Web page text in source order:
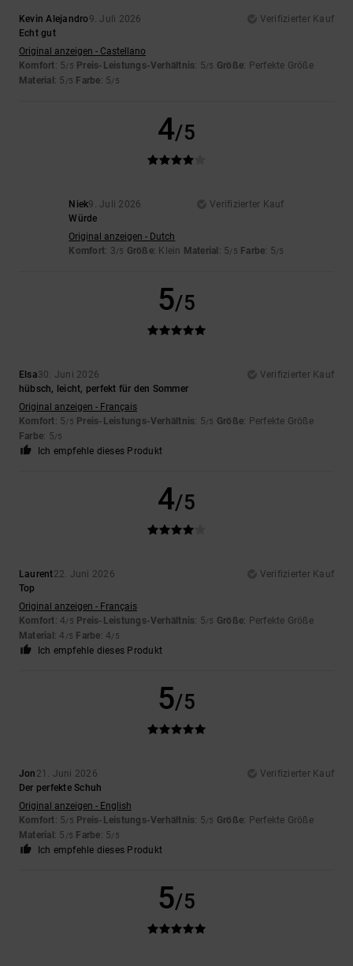
Kevin Alejandro9. Juli 2026
Verifizierter Kauf
Echt gut
Original anzeigen - Castellano
Komfort: 5/5 Preis-Leistungs-Verhältnis: 5/5 Größe: Perfekte Größe
Material: 5 /5 Farbe: 5/5
4/5
Niek9. Juli 2026
Verifizierter Kauf
Würde
Original anzeigen - Dutch
Komfort: 3/5 Größe: Klein Material : 5/5 Farbe: 5/5
5/5
Elsa30. Juni 2026
Verifizierter Kauf
hübsch, leicht, perfekt für den Sommer
Original anzeigen - Français
Komfort: 5/5 Preis-Leistungs-Verhältnis: 5/5 Größe: Perfekte Größe
Farbe: 5/5
Ich empfehle dieses Produkt
4/5
Laurent22. Juni 2026
Verifizierter Kauf
Top
Original anzeigen - Français
Komfort: 4/5 Preis-Leistungs-Verhältnis: 5/5 Größe: Perfekte Größe
Material: 4 /5 Farbe: 4/5
Ich empfehle dieses Produkt
5/5
Jon 21. Juni 2026
Verifizierter Kauf
Der perfekte Schuh
Original anzeigen - English
Komfort: 5/5 Preis-Leistungs-Verhältnis: 5/5 Größe: Perfekte Größe
Material: 5 /5 Farbe: 5/5
Ich empfehle dieses Produkt
5/5